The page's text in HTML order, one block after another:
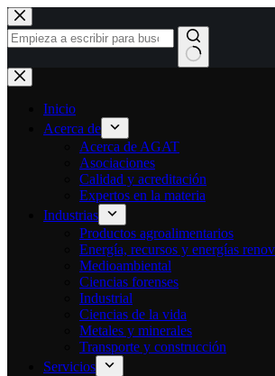
Ir
al
contenido
Sin
resultados
Inicio
Acerca de
Acerca de AGAT
Asociaciones
Calidad y acreditación
Expertos en la materia
Industrias
Productos agroalimentarios
Energía, recursos y energías
Medioambiental
Ciencias forenses
Industrial
Ciencias de la vida
Metales y minerales
Transporte y construcción
Servicios